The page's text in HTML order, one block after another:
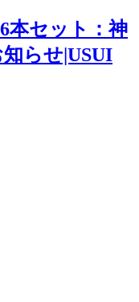
本セット：神
らせ|USUI